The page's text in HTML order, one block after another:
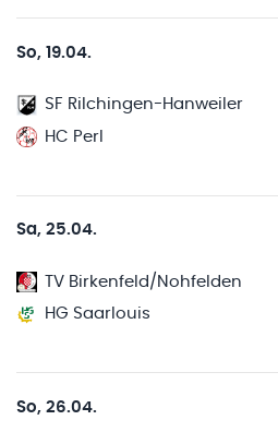
So, 19.04.
SF Rilchingen-Hanweiler
HC Perl
Sa, 25.04.
TV Birkenfeld/Nohfelden
HG Saarlouis
So, 26.04.